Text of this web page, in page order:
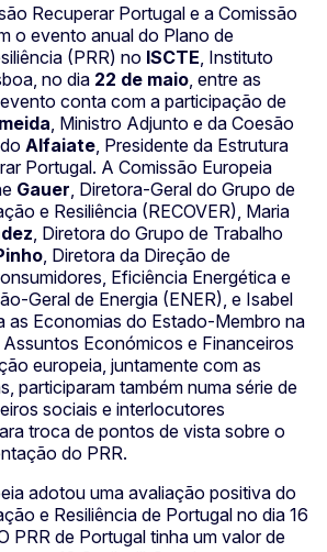
Recuperar Portugal e a Comissão
o evento anual do Plano de
(PRR) no ISCTE , Instituto
no dia 22 de maio , entre as
conta com a participação de
, Ministro Adjunto e da Coesão
Alfaiate , Presidente da Estrutura
Portugal. A Comissão Europeia
Gauer , Diretora-Geral do Grupo de
e Resiliência (RECOVER), Maria
, Diretora do Grupo de Trabalho
, Diretora da Direção de
Eficiência Energética e
Geral de Energia (ENER), e Isabel
as Economias do Estado-Membro na
Económicos e Financeiros
europeia, juntamente com as
participaram também numa série de
sociais e interlocutores
troca de pontos de vista sobre o
do PRR.
adotou uma avaliação positiva do
e Resiliência de Portugal no dia 16
PRR de Portugal tinha um valor de